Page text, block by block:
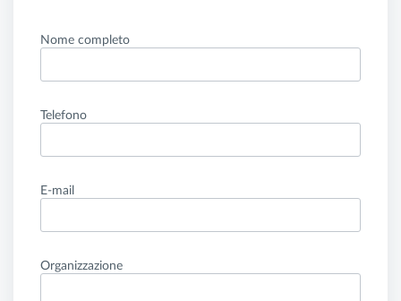
Nome completo
Telefono
E-mail
Organizzazione